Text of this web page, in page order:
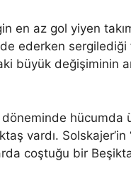
en az gol yiyen
ederken
büyük değişiminin
hücumda
vardı.
coştuğu bir